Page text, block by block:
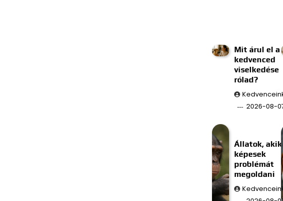
Mit árul el a
kedvenced
viselkedése
rólad?
2026-08-
Állatok, akik
képesek
problémát
megoldani